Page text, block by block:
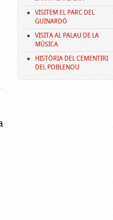
VISITEM EL PARC DEL
GUINARDÓ
VISITA AL PALAU DE LA
MÚSICA
HISTÒRIA DEL CEMENTIRI
DEL POBLENOU